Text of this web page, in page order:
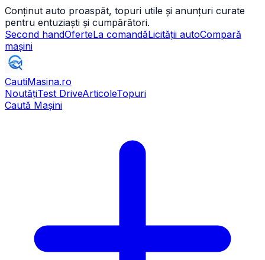
Conținut auto proaspăt, topuri utile și anunțuri curate
pentru entuziaști și cumpărători.
Second handOferteLa comandăLicității autoCompară
mașini
CautiMasina.ro
NoutățiTest DriveArticoleTopuri
Caută Mașini